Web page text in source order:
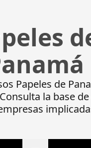
Papeles de
la base